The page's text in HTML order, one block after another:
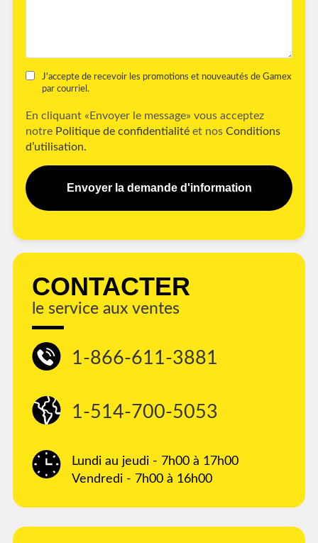
J'accepte de recevoir les promotions et nouveautés de Gamex
par courriel.
En cliquant «Envoyer le message» vous acceptez
notre Politique de confidentialité et nos Conditions
d’utilisation.
Envoyer la demande d'information
CONTACTER
le service aux ventes
1-866-611-3881
1-514-700-5053
Lundi au jeudi - 7h00 à 17h00
Vendredi - 7h00 à 16h00